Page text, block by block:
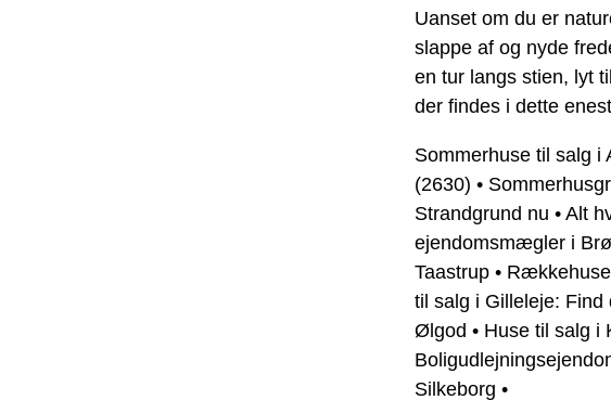
Uanset om du er
slappe af og nyde
en tur langs stien, lyt
der findes i dette
Sommerhuse til salg i
(2630) •
Strandgrund nu • Alt
ejendomsmægler i
Taastrup •
til salg i Gilleleje:
Ølgod • Huse til salg i
Silkeborg •